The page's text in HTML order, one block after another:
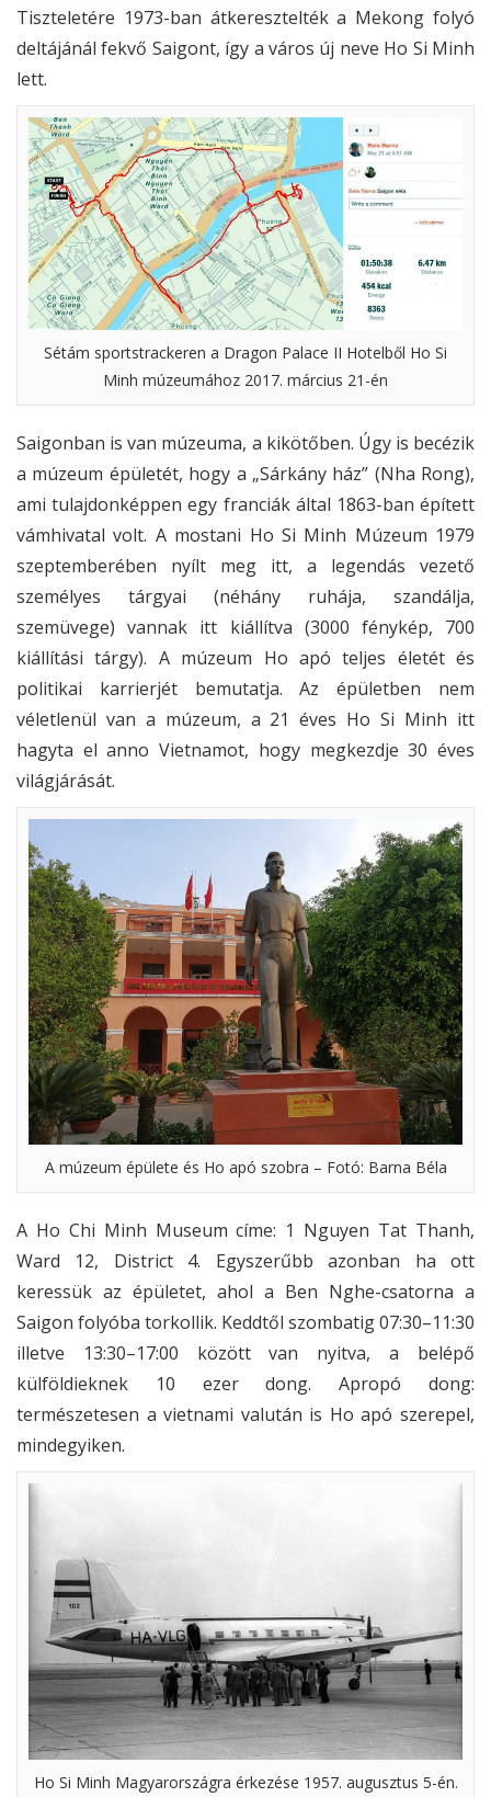
Tiszteletére 1973-ban átkeresztelték a Mekong folyó
deltájánál fekvő Saigont, így a város új neve Ho Si Minh
lett.
Sétám sportstrackeren a Dragon Palace II Hotelből Ho Si
Minh múzeumához 2017. március 21-én
Saigonban is van múzeuma, a kikötőben. Úgy is becézik
a múzeum épületét, hogy a „Sárkány ház” (Nha Rong),
ami tulajdonképpen egy franciák által 1863-ban épített
vámhivatal volt. A mostani Ho Si Minh Múzeum 1979
szeptemberében nyílt meg itt, a legendás vezető
személyes tárgyai (néhány ruhája, szandálja,
szemüvege) vannak itt kiállítva (3000 fénykép, 700
kiállítási tárgy). A múzeum Ho apó teljes életét és
politikai karrierjét bemutatja. Az épületben nem
véletlenül van a múzeum, a 21 éves Ho Si Minh itt
hagyta el anno Vietnamot, hogy megkezdje 30 éves
világjárását.
A múzeum épülete és Ho apó szobra – Fotó: Barna Béla
A Ho Chi Minh Museum címe: 1 Nguyen Tat Thanh,
Ward 12, District 4. Egyszerűbb azonban ha ott
keressük az épületet, ahol a Ben Nghe-csatorna a
Saigon folyóba torkollik. Keddtől szombatig 07:30–11:30
illetve 13:30–17:00 között van nyitva, a belépő
külföldieknek 10 ezer dong. Apropó dong:
természetesen a vietnami valután is Ho apó szerepel,
mindegyiken.
Ho Si Minh Magyarországra érkezése 1957. augusztus 5-én.